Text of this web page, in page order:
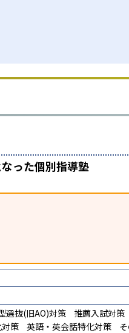
った個別指導塾
選抜(旧AO)対策 推薦入試対策
策 英語・英会話特化対策